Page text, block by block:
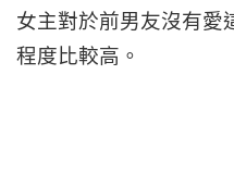
女主對於前男友沒有愛
程度比較高。